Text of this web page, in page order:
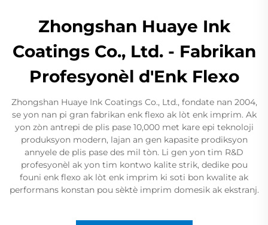
Zhongshan Huaye Ink
Coatings Co., Ltd. - Fabrikan
Profesyonèl d'Enk Flexo
Zhongshan Huaye Ink Coatings Co., Ltd., fondate nan 2004,
se yon nan pi gran fabrikan enk flexo ak lòt enk imprim. Ak
yon zòn antrepi de plis pase 10,000 met kare epi teknoloji
produksyon modern, lajan an gen kapasite prodiksyon
annyele de plis pase des mil tòn. Li gen yon tim R&D
profesyonèl ak yon tim kontwo kalite strik, dedike pou
founi enk flexo ak lòt enk imprim ki soti bon kwalite ak
performans konstan pou sèktè imprim domesik ak ekstranj.